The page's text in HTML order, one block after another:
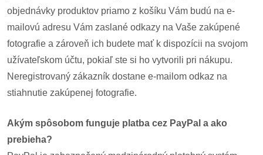
granty
Historický
kalendár
mestské
objednávky produktov priamo z košíku Vám budú na e-
mailovú adresu Vám zaslané odkazy na Vaše zakúpené
fotografie a zároveň ich budete mať k dispozícii na svojom
užívateľskom účtu, pokiaľ ste si ho vytvorili pri nákupu.
Neregistrovaný zákazník dostane e-mailom odkaz na
stiahnutie zakúpenej fotografie.
Akým spôsobom funguje platba cez PayPal a ako
prebieha?